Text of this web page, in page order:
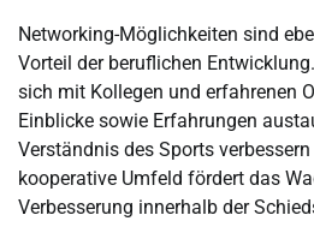
Networking-Möglichkeiten sind
Vorteil der beruflichen
sich mit Kollegen und erfahrenen
Einblicke sowie Erfahrungen
Verständnis des Sports
kooperative Umfeld fördert das
Verbesserung innerhalb der